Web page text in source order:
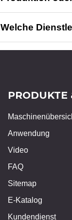
Welche
PRODUKTE
Anwendung
Video
FAQ
Sitemap
E-Katalog
Kundendienst